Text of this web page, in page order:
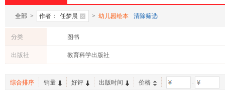
全部 > 作者： 任梦晨 > 幼儿园绘本 清除筛选
分类 图书
出版社 教育科学出版社
综合排序 销量 好评 出版时间 价格 -
加